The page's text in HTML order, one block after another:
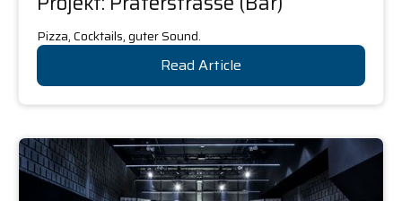
Pizza, Cocktails, guter Sound.
Read Article